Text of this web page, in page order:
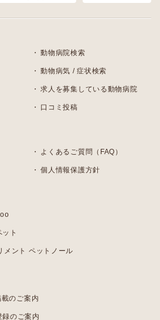
動物病院検索
動物病気 / 症状検索
求人を募集している動物病院
口コミ投稿
よくあるご質問（FAQ）
個人情報保護方針
ト
メント ペットノール
のご案内
のご案内